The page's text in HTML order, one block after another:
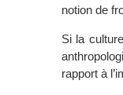
notion de
Si la
rapport à